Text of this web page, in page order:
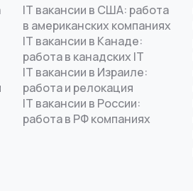
IT вакансии в США: работа
в американских компаниях
IT вакансии в Канаде:
работа в канадских IT
IT вакансии в Израиле:
работа и релокация
IT вакансии в России:
работа в РФ компаниях